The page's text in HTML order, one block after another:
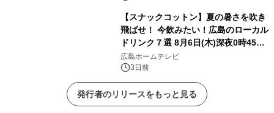
【スナックコットン】夏の暑さを吹き
飛ばせ！ 今飲みたい！広島のローカル
ドリンク７選 8月6日(木)深夜0時45分
放送
広島ホームテレビ
3日前
発行者のリリースをもっと見る